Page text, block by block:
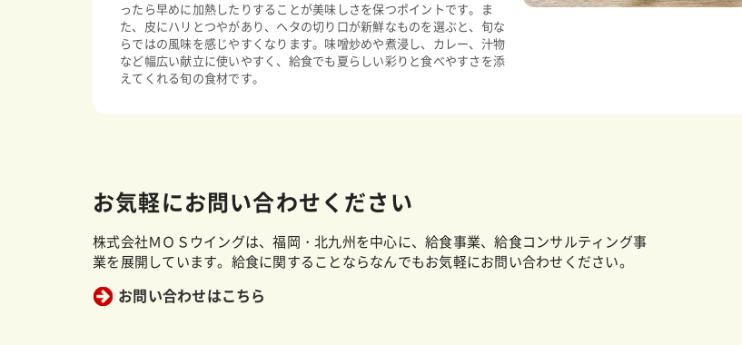
ったら早めに加熱したりすることが美味しさを保つポイントです。ま
た、皮にハリとつやがあり、ヘタの切り口が新鮮なものを選ぶと、旬な
らではの風味を感じやすくなります。味噌炒めや煮浸し、カレー、汁物
など幅広い献立に使いやすく、給食でも夏らしい彩りと食べやすさを添
えてくれる旬の食材です。
お気軽にお問い合わせください
株式会社ＭＯＳウイングは、福岡・北九州を中心に、給食事業、給食コンサルティング事
業を展開しています。給食に関することならなんでもお気軽にお問い合わせください。
お問い合わせはこちら